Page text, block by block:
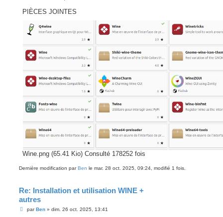
PIÈCES JOINTES
Wine.png (65.41 Kio) Consulté 178252 fois
Dernière modification par Ben le mar. 28 oct. 2025, 09:24, modifié 1 fois.
Re: Installation et utilisation WINE +
autres
MparBen» dim. 26 oct. 2025, 13:41